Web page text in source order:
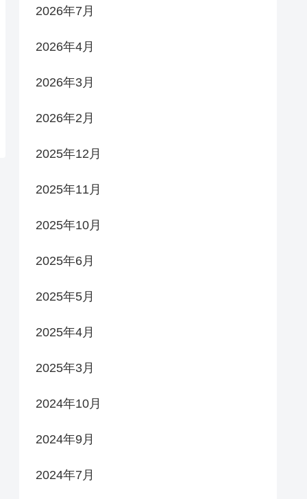
2026年7月
2026年4月
2026年3月
2026年2月
2025年12月
2025年11月
2025年10月
2025年6月
2025年5月
2025年4月
2025年3月
2024年10月
2024年9月
2024年7月